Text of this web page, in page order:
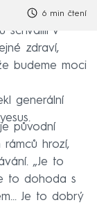
6 min čtení
schválili v
zdraví,
budeme moci
generální
původní
rámců hrozí,
„Je to
to dohoda s
Je to dobrý